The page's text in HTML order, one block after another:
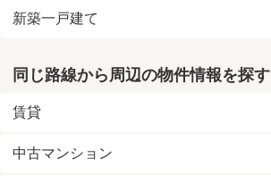
新築一戸建て
同じ路線から周辺の物件情報を探す
賃貸
中古マンション